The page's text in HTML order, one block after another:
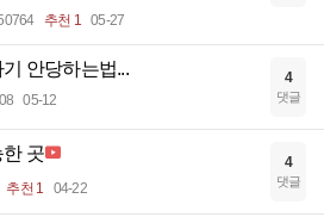
추천 1 05-27
안당하는법...
05-12
4
댓글
곳
추천 1 04-22
4
댓글